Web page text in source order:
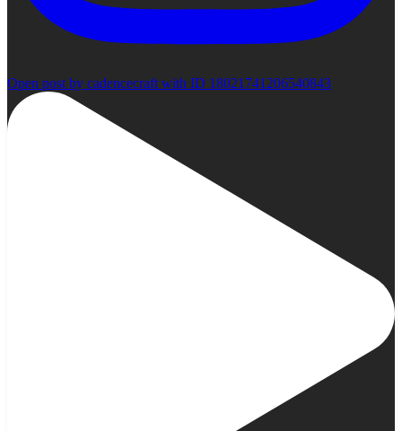
Open post by cadencecraft with ID 18021741206540843